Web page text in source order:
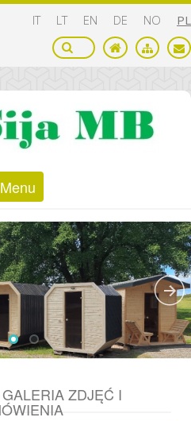
IT LT EN DE NO PL
Menu
ZDJĘĆ I